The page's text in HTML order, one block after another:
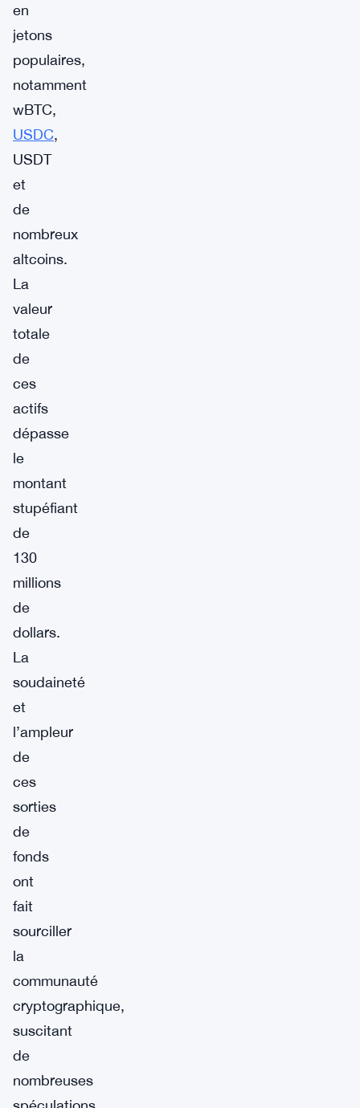
en
jetons
populaires,
notamment
wBTC,
USDC,
USDT
et
de
nombreux
altcoins.
La
valeur
totale
de
ces
actifs
dépasse
le
montant
stupéfiant
de
130
millions
de
dollars.
La
soudaineté
et
l’ampleur
de
ces
sorties
de
fonds
ont
fait
sourciller
la
communauté
cryptographique,
suscitant
de
nombreuses